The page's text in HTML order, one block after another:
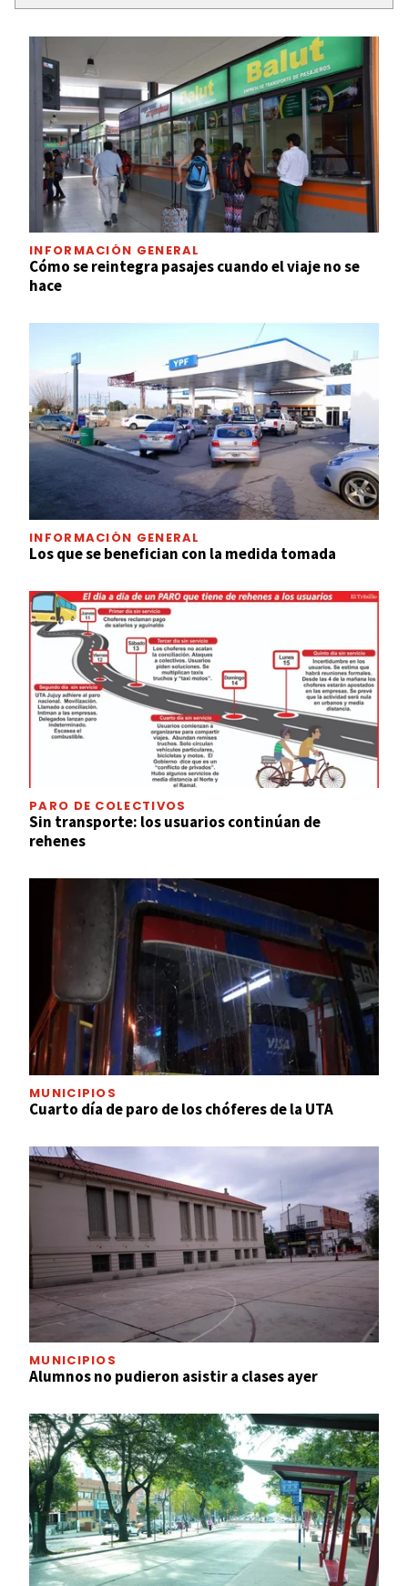
INFORMACIÓN GENERAL
Cómo se reintegra pasajes cuando el viaje no se
hace
INFORMACIÓN GENERAL
Los que se benefician con la medida tomada
PARO DE COLECTIVOS
Sin transporte: los usuarios continúan de
rehenes
MUNICIPIOS
Cuarto día de paro de los chóferes de la UTA
MUNICIPIOS
Alumnos no pudieron asistir a clases ayer